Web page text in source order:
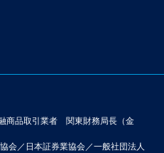
商品取引業者 関東財務局長（金
会／日本証券業協会／一般社団法人